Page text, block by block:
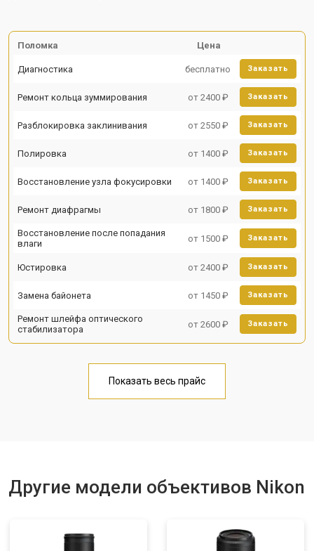
Поломка Цена
Диагностика бесплатно Заказать
Ремонт кольца зуммирования от 2400 ₽ Заказать
Разблокировка заклинивания от 2550 ₽ Заказать
Полировка от 1400 ₽ Заказать
Восстановление узла фокусировки от 1400 ₽ Заказать
Ремонт диафрагмы от 1800 ₽ Заказать
Восстановление после попадания
влаги
от 1500 ₽ Заказать
Юстировка от 2400 ₽ Заказать
Замена байонета от 1450 ₽ Заказать
Ремонт шлейфа оптического
стабилизатора
от 2600 ₽ Заказать
Показать весь прайс
Другие модели объективов Nikon